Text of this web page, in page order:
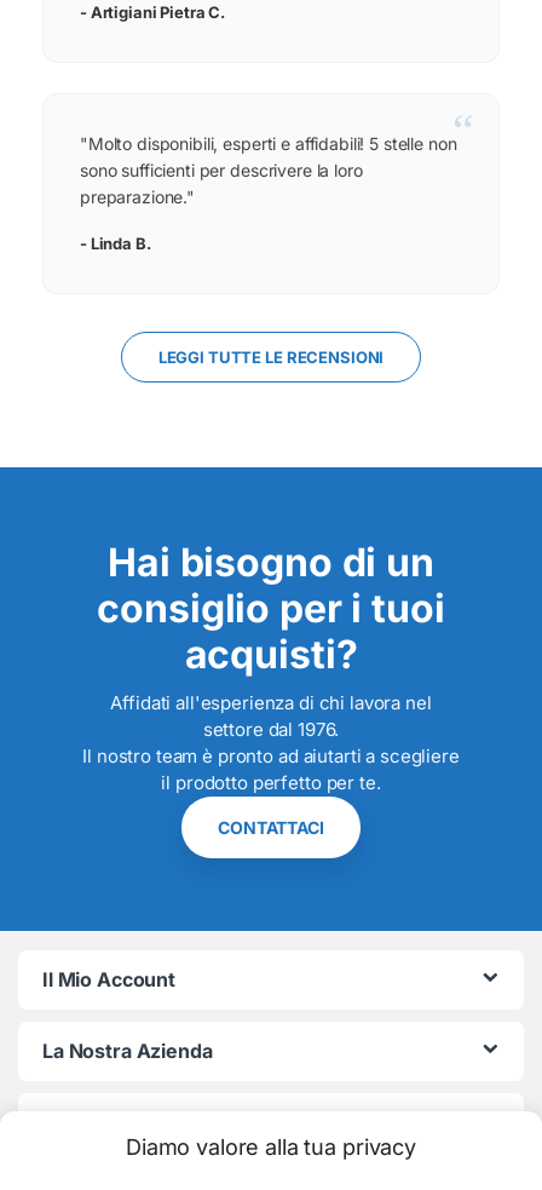
Diamo valore alla tua privacy
- Artigiani Pietra C.
“
"Molto disponibili, esperti e affidabili! 5 stelle non
sono sufficienti per descrivere la loro
preparazione."
- Linda B.
LEGGI TUTTE LE RECENSIONI
Hai bisogno di un
consiglio per i tuoi
acquisti?
Affidati all'esperienza di chi lavora nel
settore dal 1976.
Il nostro team è pronto ad aiutarti a scegliere
il prodotto perfetto per te.
CONTATTACI
Il Mio Account
La Nostra Azienda